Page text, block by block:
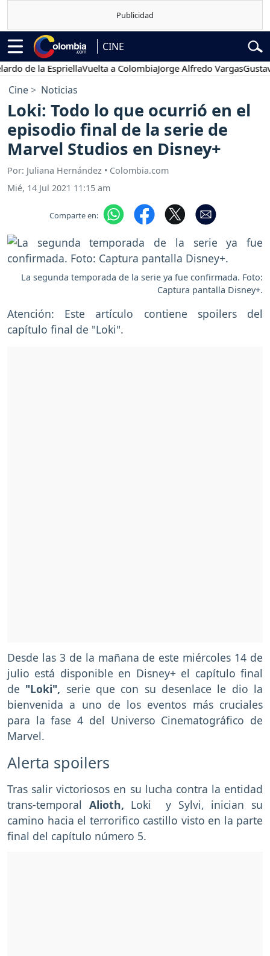
CINE
la EspriellaVuelta a ColombiaJorge Alfredo VargasGustavo
Cine Noticias
Loki: Todo lo que ocurrió en el
episodio final de la serie de
Marvel Studios en Disney+
Por: Juliana Hernández • Colombia.com
Mié, 14 Jul 2021 11:15 am
Comparte en:
La segunda temporada de la serie ya fue confirmada. Foto:
Captura pantalla Disney+.
Atención: Este artículo contiene spoilers del
capítulo final de "Loki".
Desde las 3 de la mañana de este miércoles 14 de
julio está disponible en Disney+ el capítulo final
de "Loki", serie que con su desenlace le dio la
bienvenida a uno de los eventos más cruciales
para la fase 4 del Universo Cinematográfico de
Marvel.
Alerta spoilers
Tras salir victoriosos en su lucha contra la entidad
trans-temporal Alioth, Loki y Sylvi, inician su
camino hacia el terrorifico castillo visto en la parte
final del capítulo número 5.